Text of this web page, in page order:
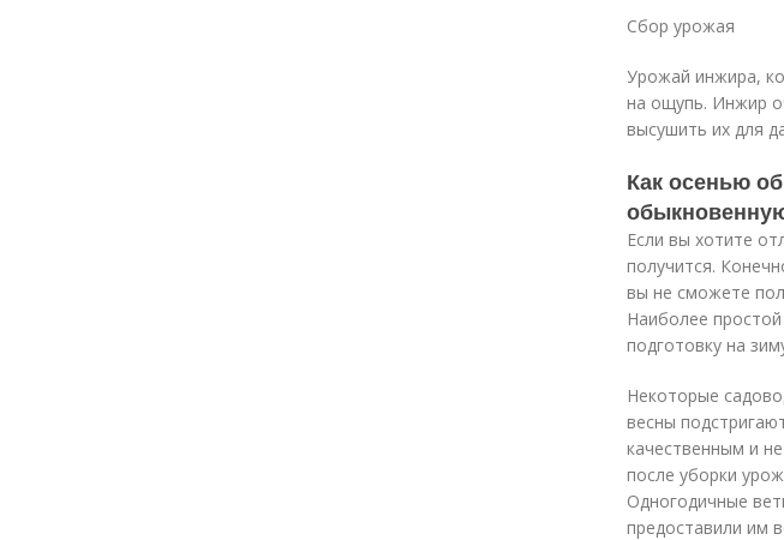
Сбор урожая
Урожай инжира,
на ощупь. Инжир
высушить их для
Как осенью
Если вы хотите
получится.
вы не сможете
Наиболее
подготовку на
Некоторые
весны
качественным и
после уборки
Одногодичные
предоставили им